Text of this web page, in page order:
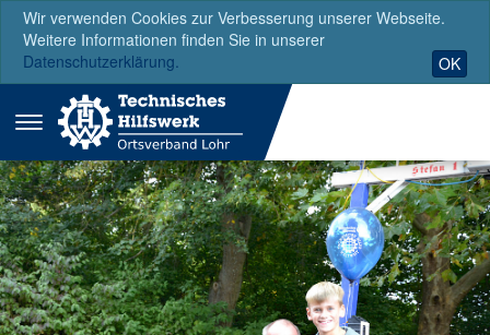
Wir verwenden Cookies zur Verbesserung unserer Webseite.
Weitere Informationen finden Sie in unserer
Datenschutzerklärung.
OK
Menü
ausklappen